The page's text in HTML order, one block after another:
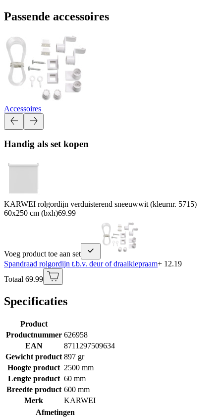
Passende accessoires
Accessoires
Handig als set kopen
KARWEI rolgordijn verduisterend sneeuwwit (kleurnr. 5715)
60x250 cm (bxh)69.99
Voeg product toe aan set
Spandraad rolgordijn t.b.v. deur of draaikiepraam+ 12.19
Totaal 69.99
Specificaties
Product
Productnummer 626958
EAN
8711297509634
Gewicht product 897 gr
Hoogte product 2500 mm
Lengte product 60 mm
Breedte product 600 mm
Merk
KARWEI
Afmetingen